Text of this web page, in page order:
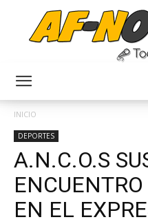
INICIO
DEPORTES
A.N.C.O.S
EN EL